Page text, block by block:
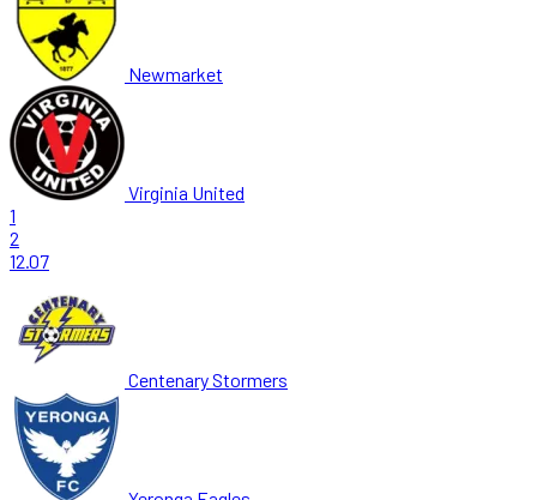
Newmarket
Virginia United
1
2
12.07
Centenary Stormers